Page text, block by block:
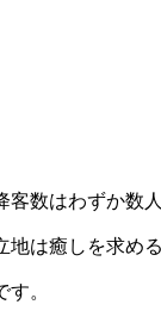
数はわずか数
は癒しを求め
。